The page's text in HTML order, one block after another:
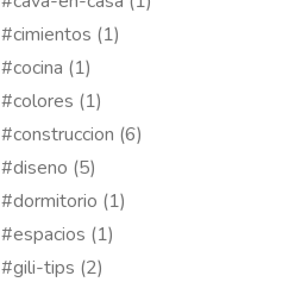
#cimientos (1)
#cocina (1)
#colores (1)
#construccion (6)
#diseno (5)
#dormitorio (1)
#espacios (1)
#gili-tips (2)